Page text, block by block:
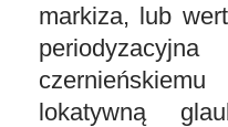
markiza, lub
lokatywną